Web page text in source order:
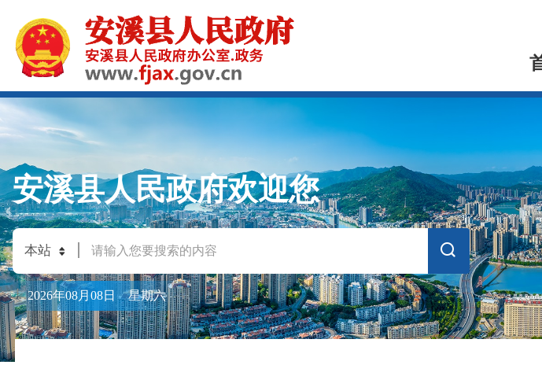
安溪县人民政府欢迎您
2026年08月08日 星期六